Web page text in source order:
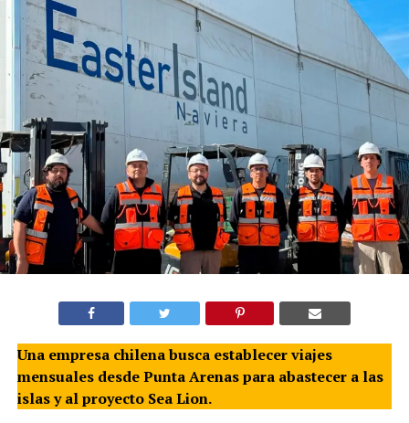
Una empresa chilena busca establecer viajes
mensuales desde Punta Arenas para abastecer a las
islas y al proyecto Sea Lion.